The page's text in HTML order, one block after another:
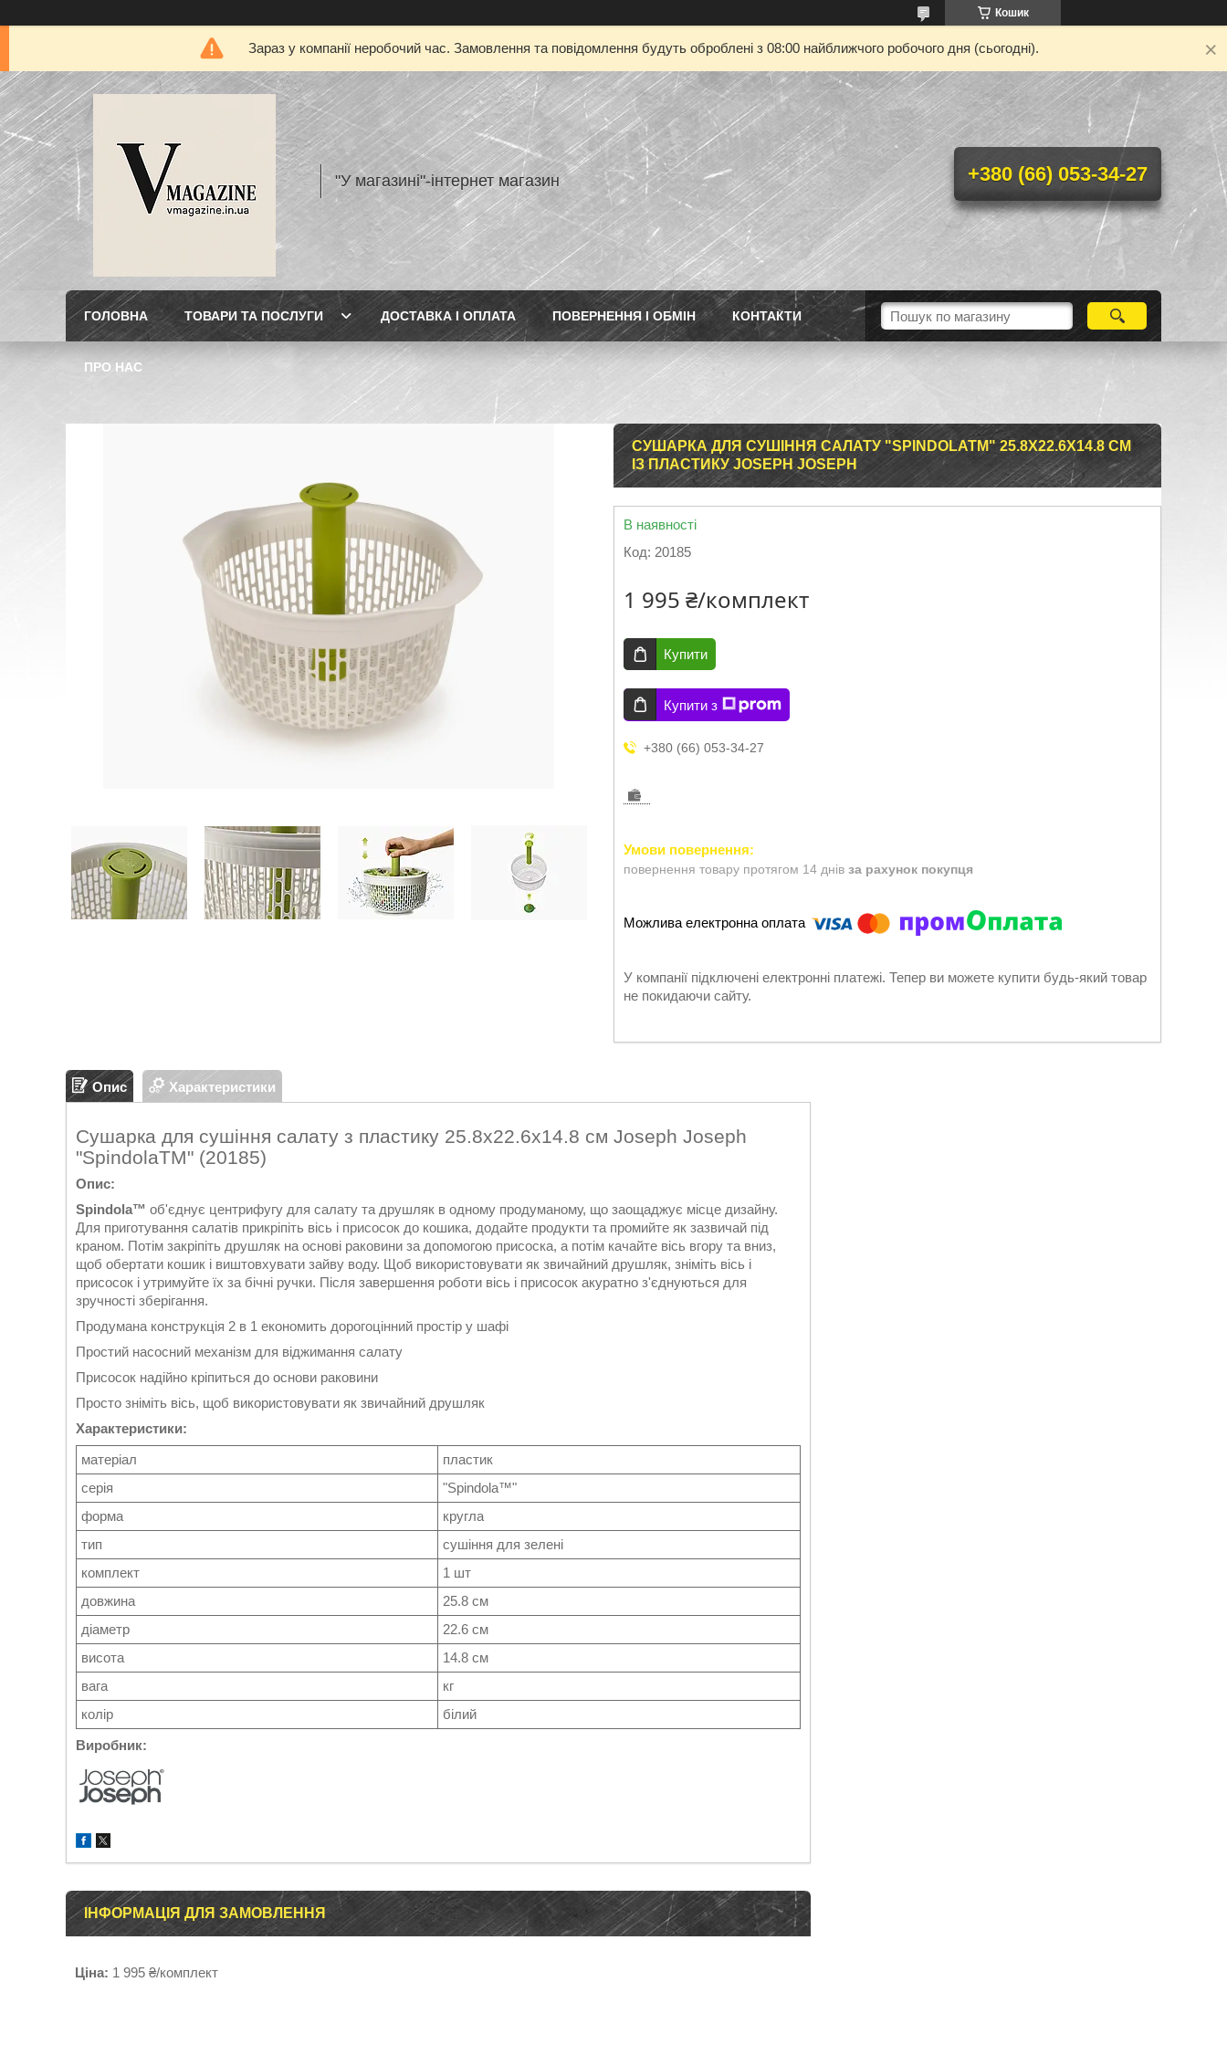
Кошик
Зараз у компанії неробочий час. Замовлення та повідомлення будуть оброблені з 08:00 найближчого робочого дня (сьогодні).
"У магазині"-інтернет магазин +380 (66) 053-34-27
ГОЛОВНА ТОВАРИ ТА ПОСЛУГИ ДОСТАВКА І ОПЛАТА ПОВЕРНЕННЯ І ОБМІН КОНТАКТИ
ПРО НАС
СУШАРКА ДЛЯ СУШІННЯ САЛАТУ "SPINDOLATM" 25.8Х22.6Х14.8 СМ
ІЗ ПЛАСТИКУ JOSEPH JOSEPH
В наявності
Код: 20185
1 995 ₴/комплект
Купити
Купити з
+380 (66) 053-34-27
повернення товару протягом 14 днів за рахунок покупця
У компанії підключені електронні платежі. Тепер ви можете купити будь-який товар
не покидаючи сайту.
Опис Характеристики
Сушарка для сушіння салату з пластику 25.8х22.6х14.8 см Joseph Joseph
"SpindolaTM" (20185)
Опис:
Spindola™ об'єднує центрифугу для салату та друшляк в одному продуманому, що заощаджує місце дизайну.
Для приготування салатів прикріпіть вісь і присосок до кошика, додайте продукти та промийте як зазвичай під
краном. Потім закріпіть друшляк на основі раковини за допомогою присоска, а потім качайте вісь вгору та вниз,
щоб обертати кошик і виштовхувати зайву воду. Щоб використовувати як звичайний друшляк, зніміть вісь і
присосок і утримуйте їх за бічні ручки. Після завершення роботи вісь і присосок акуратно з'єднуються для
зручності зберігання.
Продумана конструкція 2 в 1 економить дорогоцінний простір у шафі
Простий насосний механізм для віджимання салату
Присосок надійно кріпиться до основи раковини
Просто зніміть вісь, щоб використовувати як звичайний друшляк
Характеристики:
матеріал
пластик
серія
"Spindola™"
форма
кругла
тип
сушіння для зелені
комплект
1 шт
довжина
25.8 см
діаметр
22.6 см
висота
14.8 см
вага
кг
колір
білий
Виробник:
ІНФОРМАЦІЯ ДЛЯ ЗАМОВЛЕННЯ
Ціна: 1 995 ₴/комплект